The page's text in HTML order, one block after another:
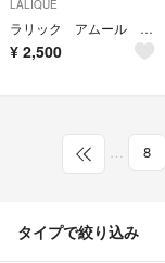
LALIQUE
ラリック アムール オードパルファム 100ml
¥ 2,500
… 8
タイプで絞り込み